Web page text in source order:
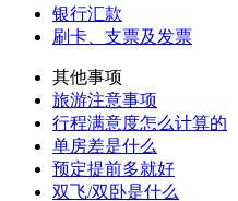
银行汇款
刷卡、支票及发票
其他事项
旅游注意事项
行程满意度怎么计算的
单房差是什么
预定提前多就好
双飞/双卧是什么